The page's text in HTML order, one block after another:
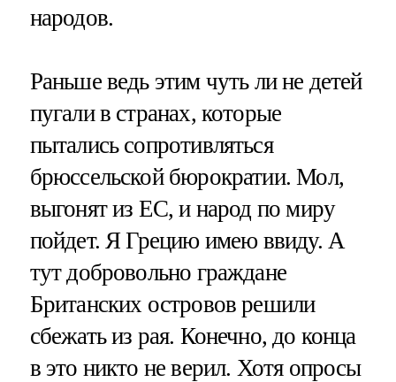
народов.
Раньше ведь этим чуть ли не детей
пугали в странах, которые
пытались сопротивляться
брюссельской бюрократии. Мол,
выгонят из ЕС, и народ по миру
пойдет. Я Грецию имею ввиду. А
тут добровольно граждане
Британских островов решили
сбежать из рая. Конечно, до конца
в это никто не верил. Хотя опросы